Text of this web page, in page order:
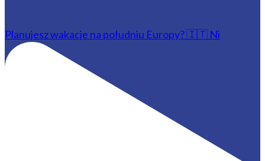
Planujesz wakacje na południu Europy? 🇮🇹 Ni